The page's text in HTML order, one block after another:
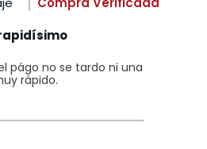
págo no se tardo ni una
rápido.